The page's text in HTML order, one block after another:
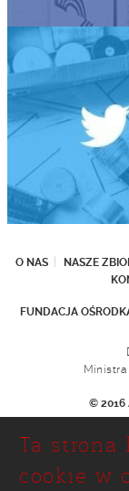
O NAS NASZE
FUNDACJA
© 2016
Ta strona
cookie w